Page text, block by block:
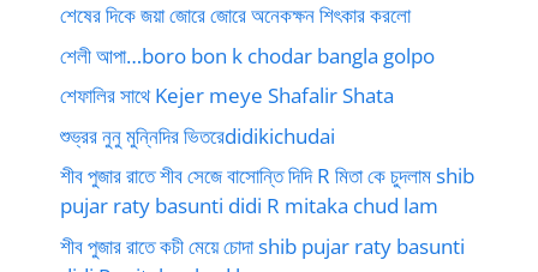
শেষের দিকে জয়া জোরে জোরে অনেকক্ষন শিৎকার করলো
শেলী আপা…boro bon k chodar bangla golpo
শেফালির সাথে Kejer meye Shafalir Shata
শুভ্রর নুনু মুন্নিদির ভিতরেdidikichudai
শীব পুজার রাতে শীব সেজে বাসোন্তি দিদি R মিতা কে চুদলাম shib
pujar raty basunti didi R mitaka chud lam
শীব পুজার রাতে কচী মেয়ে চোদা shib pujar raty basunti